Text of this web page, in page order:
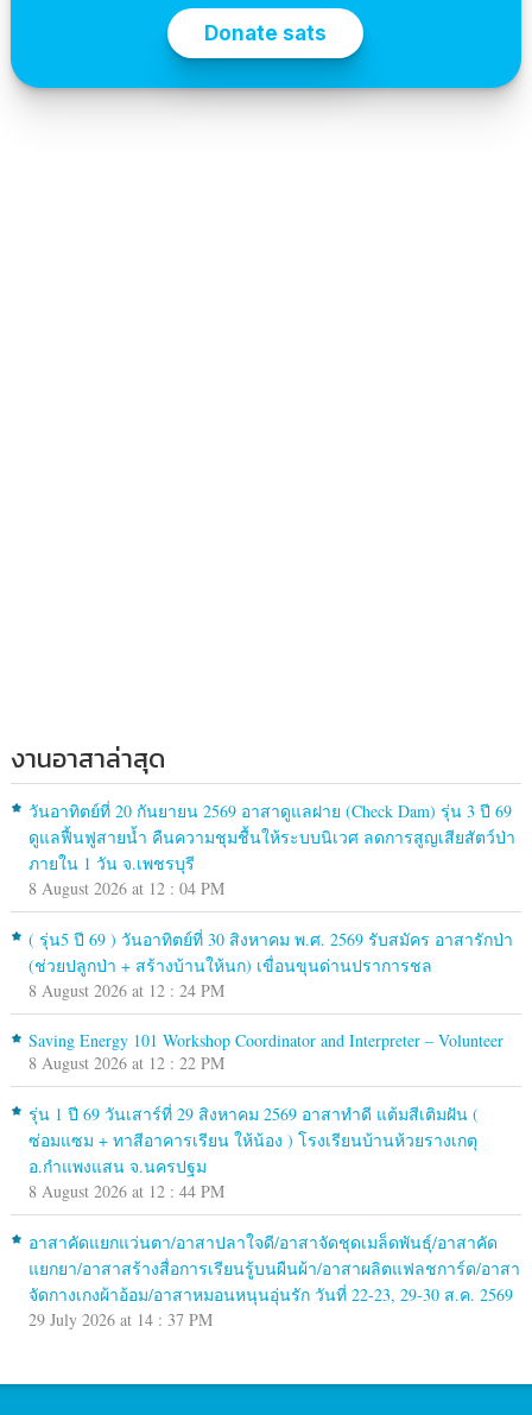
งานอาสาล่าสุด
วันอาทิตย์ที่ 20 กันยายน 2569 อาสาดูแลฝาย (Check Dam) รุ่น 3 ปี 69
ดูแลฟื้นฟูสายน้ำ คืนความชุมชื้นให้ระบบนิเวศ ลดการสูญเสียสัตว์ป่า
ภายใน 1 วัน จ.เพชรบุรี
8 August 2026 at 12 : 04 PM
( รุ่น5 ปี 69 ) วันอาทิตย์ที่ 30 สิงหาคม พ.ศ. 2569 รับสมัคร อาสารักป่า
(ช่วยปลูกป่า + สร้างบ้านให้นก) เขื่อนขุนด่านปราการชล
8 August 2026 at 12 : 24 PM
Saving Energy 101 Workshop Coordinator and Interpreter – Volunteer
8 August 2026 at 12 : 22 PM
รุ่น 1 ปี 69 วันเสาร์ที่ 29 สิงหาคม 2569 อาสาทำดี แต้มสีเติมฝัน (
ซ่อมแซม + ทาสีอาคารเรียน ให้น้อง ) โรงเรียนบ้านห้วยรางเกตุ
อ.กำแพงแสน จ.นครปฐม
8 August 2026 at 12 : 44 PM
อาสาคัดแยกแว่นตา/อาสาปลาใจดี/อาสาจัดชุดเมล็ดพันธุ์/อาสาคัด
แยกยา/อาสาสร้างสื่อการเรียนรู้บนผืนผ้า/อาสาผลิตแฟลชการ์ด/อาสา
จัดกางเกงผ้าอ้อม/อาสาหมอนหนุนอุ่นรัก วันที่ 22-23, 29-30 ส.ค. 2569
29 July 2026 at 14 : 37 PM